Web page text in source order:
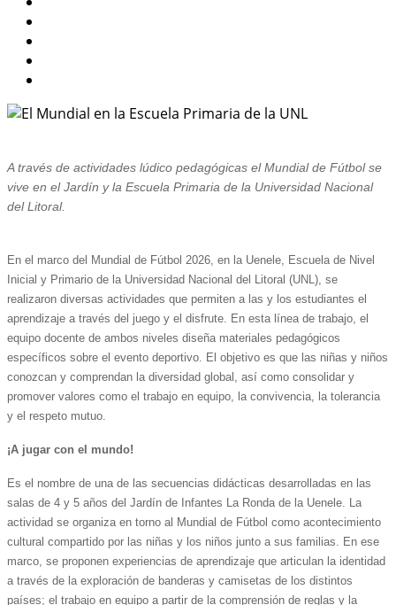
A través de actividades lúdico pedagógicas el Mundial de Fútbol se
vive en el Jardín y la Escuela Primaria de la Universidad Nacional
del Litoral.
En el marco del Mundial de Fútbol 2026, en la Uenele, Escuela de Nivel
Inicial y Primario de la Universidad Nacional del Litoral (UNL), se
realizaron diversas actividades que permiten a las y los estudiantes el
aprendizaje a través del juego y el disfrute. En esta línea de trabajo, el
equipo docente de ambos niveles diseña materiales pedagógicos
específicos sobre el evento deportivo. El objetivo es que las niñas y niños
conozcan y comprendan la diversidad global, así como consolidar y
promover valores como el trabajo en equipo, la convivencia, la tolerancia
y el respeto mutuo.
¡A jugar con el mundo!
Es el nombre de una de las secuencias didácticas desarrolladas en las
salas de 4 y 5 años del Jardín de Infantes La Ronda de la Uenele. La
actividad se organiza en torno al Mundial de Fútbol como acontecimiento
cultural compartido por las niñas y los niños junto a sus familias. En ese
marco, se proponen experiencias de aprendizaje que articulan la identidad
a través de la exploración de banderas y camisetas de los distintos
países; el trabajo en equipo a partir de la comprensión de reglas y la